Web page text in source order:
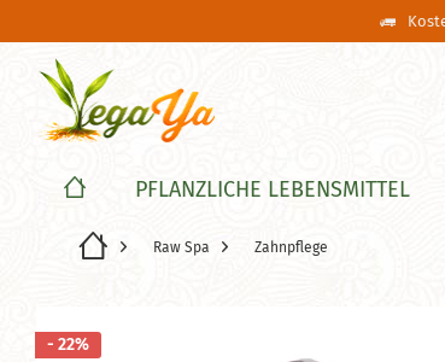
PFLANZLICHE LEBENSMITTEL
Raw Spa Zahnpflege
- 22%